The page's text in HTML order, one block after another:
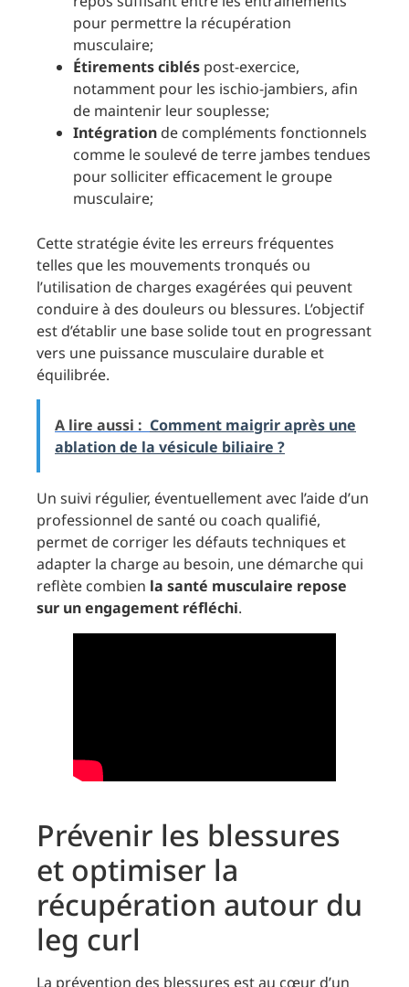
pour permettre la récupération
musculaire;
Étirements ciblés post-exercice,
notamment pour les ischio-jambiers, afin
de maintenir leur souplesse;
Intégration de compléments fonctionnels
comme le soulevé de terre jambes tendues
pour solliciter efficacement le groupe
musculaire;
Cette stratégie évite les erreurs fréquentes
telles que les mouvements tronqués ou
l’utilisation de charges exagérées qui peuvent
conduire à des douleurs ou blessures. L’objectif
est d’établir une base solide tout en progressant
vers une puissance musculaire durable et
équilibrée.
A lire aussi : Comment maigrir après une
ablation de la vésicule biliaire ?
Un suivi régulier, éventuellement avec l’aide d’un
professionnel de santé ou coach qualifié,
permet de corriger les défauts techniques et
adapter la charge au besoin, une démarche qui
reflète combien la santé musculaire repose
sur un engagement réfléchi.
Prévenir les blessures
et optimiser la
récupération autour du
leg curl
La prévention des blessures est au cœur d’un